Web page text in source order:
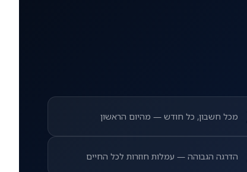
מכל חשבון, כל חודש — מהיום הראשון
הדרגה הגבוהה — עמלות חוזרות לכל החיים